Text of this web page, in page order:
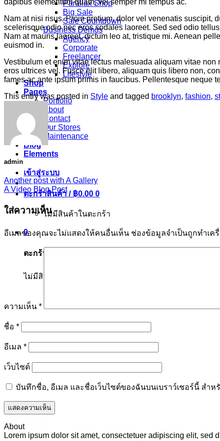
Parallax Shop
Big Sale
Sale Countdown
Business Demos
Agency
Corporate
Freelancer
Explore
Lifestyle
Shop
Pages
Portfolio
About
Contact
Our Stores
Maintenance
Blog
Elements
เข้าสู่ระบบ
ตะกร้าสินค้า / ฿0.00 0
ไม่มีสินค้าในตะกร้า
0
ตะกร้าสินค้า
ไม่มีสินค้าในตะกร้า
Nam at nisi risus. Proin pretium, dolor vel venenatis suscipit,
scelerisque odio nec eros sodales laoreet. Sed sed odio
Nam at mauris laoreet, dictum leo at, tristique mi. Aenean
euismod in.
Vestibulum et enim vitae lectus malesuada aliquam vitae
eros ultrices vel. Fusce elit libero, aliquam quis libero non,
fames ac ante ipsum primis in faucibus. Pellentesque neque
This entry was posted in Style and tagged brooklyn, fashion,
admin
Another post with A Gallery
A Video Blog Post
ใส่ความเห็น
อีเมลของคุณจะไม่แสดงให้คนอื่นเห็น ช่องข้อมูลจำเป็นถูกทำเค
ความเห็น *
ชื่อ *
อีเมล *
เว็บไซต์
บันทึกชื่อ, อีเมล และชื่อเว็บไซต์ของฉันบนเบราว์เซอร์นี้ สำห
About
Lorem ipsum dolor sit amet, consectetuer adipiscing elit, sed